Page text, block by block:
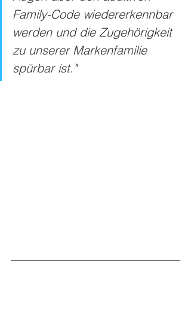
Family-Code wiedererkennbar
werden und die Zugehörigkeit
zu unserer Markenfamilie
spürbar ist. "